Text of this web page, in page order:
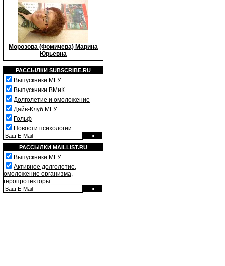
Морозова (Фомичева) Марина
Юрьевна
РАССЫЛКИ SUBSCRIBE.RU
Выпускники МГУ
Выпускники ВМиК
Долголетие и омоложение
Дайв-Клуб МГУ
Гольф
Новости психологии
РАССЫЛКИ MAILLIST.RU
Выпускники МГУ
Активное долголетие,
омоложение организма,
геропротекторы